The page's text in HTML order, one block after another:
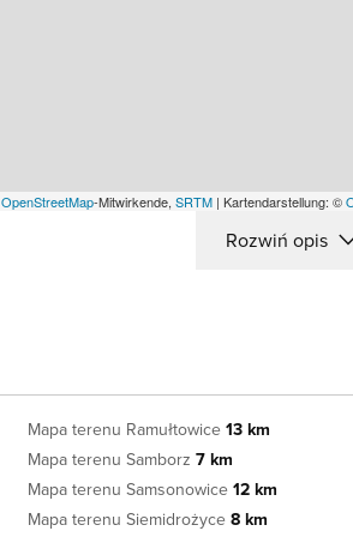
OpenStreetMap-Mitwirkende, SRTM | Kartendarstellung: ©
Rozwiń opis
Mapa terenu Ramułtowice 13 km
Mapa terenu Samborz 7 km
Mapa terenu Samsonowice 12 km
Mapa terenu Siemidrożyce 8 km